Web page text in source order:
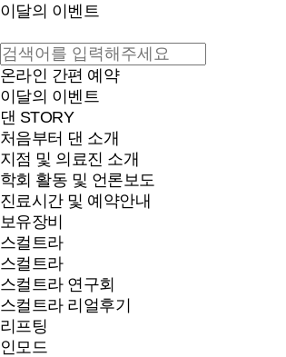
이달의 이벤트
온라인 간편 예약
이달의 이벤트
댄 STORY
처음부터 댄 소개
지점 및 의료진 소개
학회 활동 및 언론보도
진료시간 및 예약안내
보유장비
스컬트라
스컬트라
스컬트라 연구회
스컬트라 리얼후기
리프팅
인모드